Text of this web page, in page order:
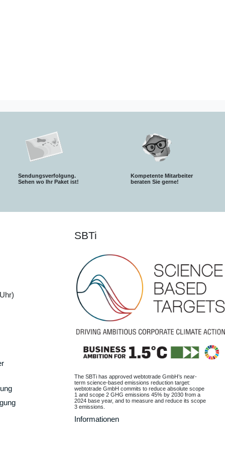
Sendungsverfolgung.
Sehen wo Ihr Paket ist!
Kompetente Mitarbeiter
beraten Sie gerne!
SBTi
The SBTi has approved webtotrade GmbH’s near-
term science-based emissions reduction target:
webtotrade GmbH commits to reduce absolute scope
1 and scope 2 GHG emissions 45% by 2030 from a
2024 base year, and to measure and reduce its scope
3 emissions.
Informationen